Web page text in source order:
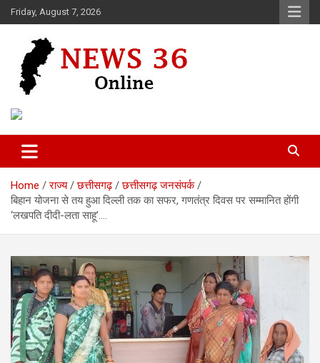
Skip
to
Friday, August 7, 2026
News 36
Home राज्य छत्तीसगढ़
छत्तीसगढ़ जनसंपर्क
बिहान योजना से तय हुआ दिल्ली तक का सफर, गणतंत्र दिवस पर सम्मानित होंगी
‘लखपति दीदी-लता साहू’….